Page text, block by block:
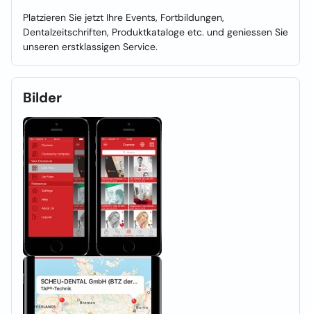
Platzieren Sie jetzt Ihre Events, Fortbildungen,
Dentalzeitschriften, Produktkataloge etc. und geniessen Sie
unseren erstklassigen Service.
Bilder